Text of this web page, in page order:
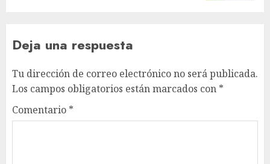
Deja una respuesta
Tu dirección de correo electrónico no será publicada.
Los campos obligatorios están marcados con *
Comentario *